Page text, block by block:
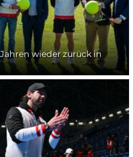
Jahren wieder zurück in